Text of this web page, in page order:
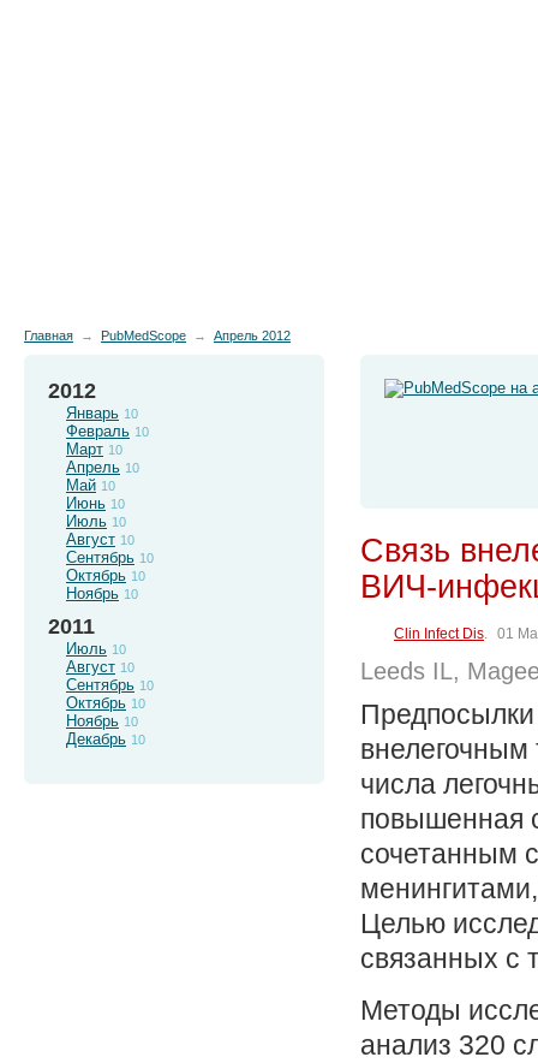
Главная → PubMedScope → Апрель 2012
Связь
ВИЧ-
Clin Infect Dis. 01
Leeds IL,
внелегочным
числа
повышенная
сочетанным
Целью
связанных с
Методы
анализ 320
2012
Январь 10
Февраль 10
Март 10
Апрель 10
Май 10
Июнь 10
Июль 10
Август 10
Сентябрь 10
Октябрь 10
Ноябрь 10
2011
Июль 10
Август 10
Сентябрь 10
Октябрь 10
Ноябрь 10
Декабрь 10